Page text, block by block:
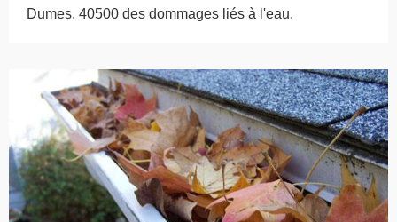
Dumes, 40500 des dommages liés à l'eau.